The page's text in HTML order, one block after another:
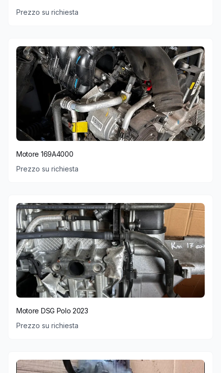
Prezzo su richiesta
Motore 169A4000
Prezzo su richiesta
Motore DSG Polo 2023
Prezzo su richiesta